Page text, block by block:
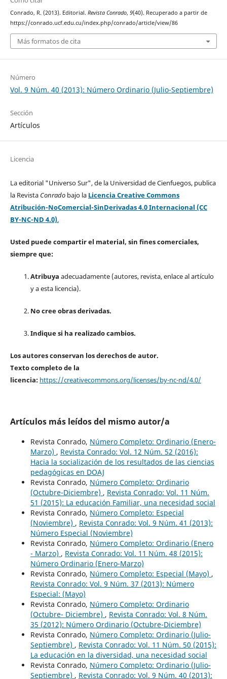
Conrado, R. (2013). Editorial. Revista Conrado, 9(40). Recuperado a partir de
https://conrado.ucf.edu.cu/index.php/conrado/article/view/86
Más formatos de cita
Número
Vol. 9 Núm. 40 (2013): Número Ordinario (Julio-Septiembre)
Sección
Artículos
Licencia
La editorial "Universo Sur", de la Universidad de Cienfuegos, publica
la Revista Conradobajo la Licencia Creative Commons
Atribución-NoComercial-SinDerivadas 4.0 Internacional (CC
BY-NC-ND 4.0).
Usted puede compartir el material, sin fines comerciales,
siempre que:
Atribuya adecuadamente (autores, revista, enlace al artículo
y a esta licencia).
No cree obras derivadas.
Indique si ha realizado cambios.
Los autores conservan los derechos de autor.
Texto completo de la
licencia: https://creativecommons.org/licenses/by-nc-nd/4.0/
Artículos más leídos del mismo autor/a
Revista Conrado, Número Completo: Ordinario (Enero-
Marzo) , Revista Conrado: Vol. 12 Núm. 52 (2016):
Hacia la socialización de los resultados de las ciencias
pedagógicas en DOAJ
Revista Conrado, Número Completo: Ordinario
(Octubre-Diciembre) , Revista Conrado: Vol. 11 Núm.
51 (2015): La educación Familiar, una necesidad social
Revista Conrado, Número Completo: Especial
(Noviembre) , Revista Conrado: Vol. 9 Núm. 41 (2013):
Número Especial (Noviembre)
Revista Conrado, Número Completo: Ordinario (Enero
- Marzo) , Revista Conrado: Vol. 11 Núm. 48 (2015):
Número Ordinario (Enero-Marzo)
Revista Conrado, Número Completo: Especial (Mayo) ,
Revista Conrado: Vol. 9 Núm. 37 (2013): Número
Especial: (Mayo)
Revista Conrado, Número Completo: Ordinario
(Octubre- Diciembre) , Revista Conrado: Vol. 8 Núm.
35 (2012): Número Ordinario (Octubre-Diciembre)
Revista Conrado, Número Completo: Ordinario (Julio-
Septiembre) , Revista Conrado: Vol. 11 Núm. 50 (2015):
La educación en la diversidad, una necesidad social
Revista Conrado, Número Completo: Ordinario (Julio-
Septiembre) , Revista Conrado: Vol. 9 Núm. 40 (2013):